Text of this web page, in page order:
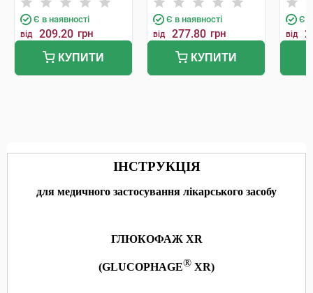
Є в наявності
від 209.20 грн
КУПИТИ
Є в наявності
від 277.80 грн
КУПИТИ
Є в
від